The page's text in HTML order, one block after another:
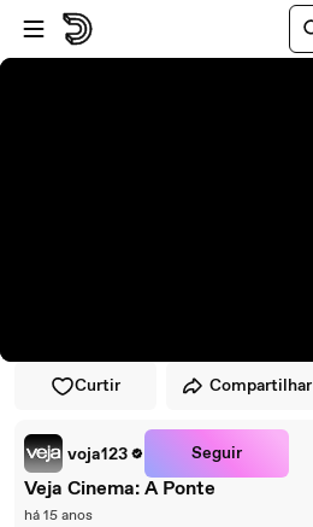
Pular para o player
Ir para o conteúdo principal
Curtir Compartilhar
voja123 Seguir
Veja Cinema: A Ponte
há 15 anos